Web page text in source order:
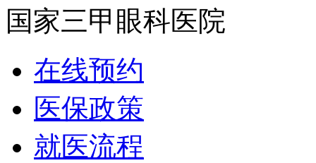
国家三甲眼科医院
在线预约
医保政策
就医流程